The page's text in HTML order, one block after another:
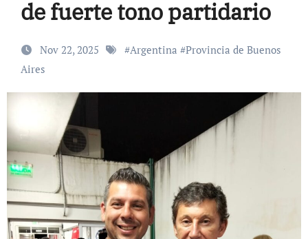
de fuerte tono partidario
Nov 22, 2025 #Argentina #Provincia de Buenos
Aires